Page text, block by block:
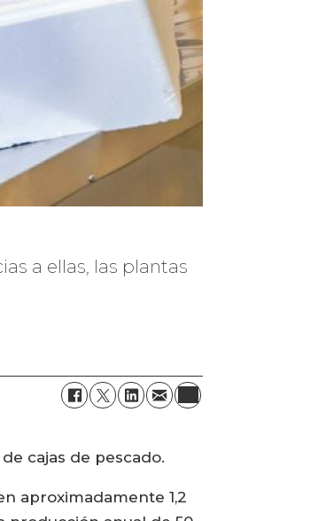
a ellas, las plantas
cajas de pescado.
aproximadamente 1,2